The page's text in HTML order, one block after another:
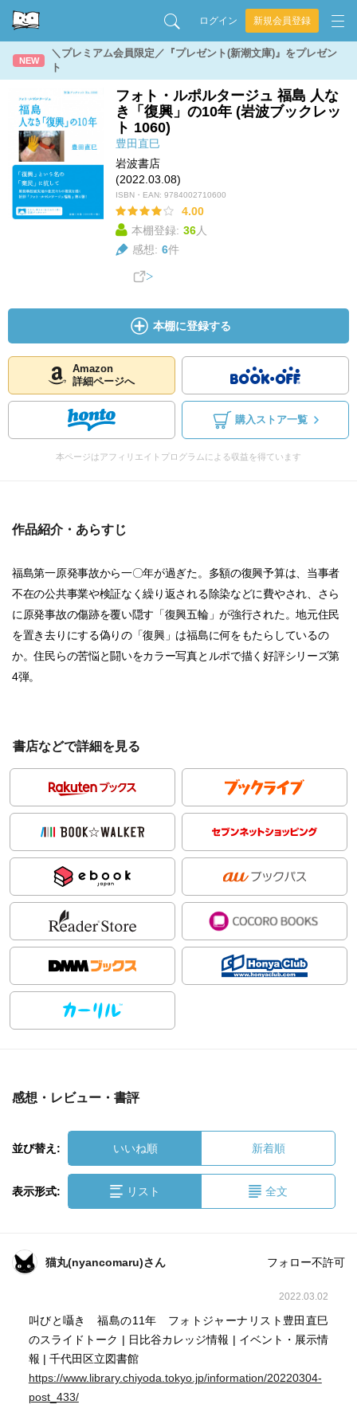
ログイン 新規会員登録
NEW
＼プレミアム会員限定／『プレゼント(新潮文庫)』をプレゼン
ト
フォト・ルポルタージュ 福島 人な
き「復興」の10年 (岩波ブックレッ
ト 1060)
豊田直巳
岩波書店
(2022.03.08)
ISBN・EAN: 9784002710600
4.00
本棚登録: 36人
感想: 6件
本棚に登録する
Amazon
詳細ページへ
購入ストア一覧
本ページはアフィリエイトプログラムによる収益を得ています
作品紹介・あらすじ
福島第一原発事故から一〇年が過ぎた。多額の復興予算は、当事者
不在の公共事業や検証なく繰り返される除染などに費やされ、さら
に原発事故の傷跡を覆い隠す「復興五輪」が強行された。地元住民
を置き去りにする偽りの「復興」は福島に何をもたらしているの
か。住民らの苦悩と闘いをカラー写真とルポで描く好評シリーズ第
4弾。
書店などで詳細を見る
感想・レビュー・書評
並び替え: いいね順 新着順
表示形式: リスト 全文
猫丸(nyancomaru)さん フォロー不許可
2022.03.02
叫びと囁き 福島の11年 フォトジャーナリスト豊田直巳
のスライドトーク | 日比谷カレッジ情報 | イベント・展示情
報 | 千代田区立図書館
https://www.library.chiyoda.tokyo.jp/information/20220304-
post_433/